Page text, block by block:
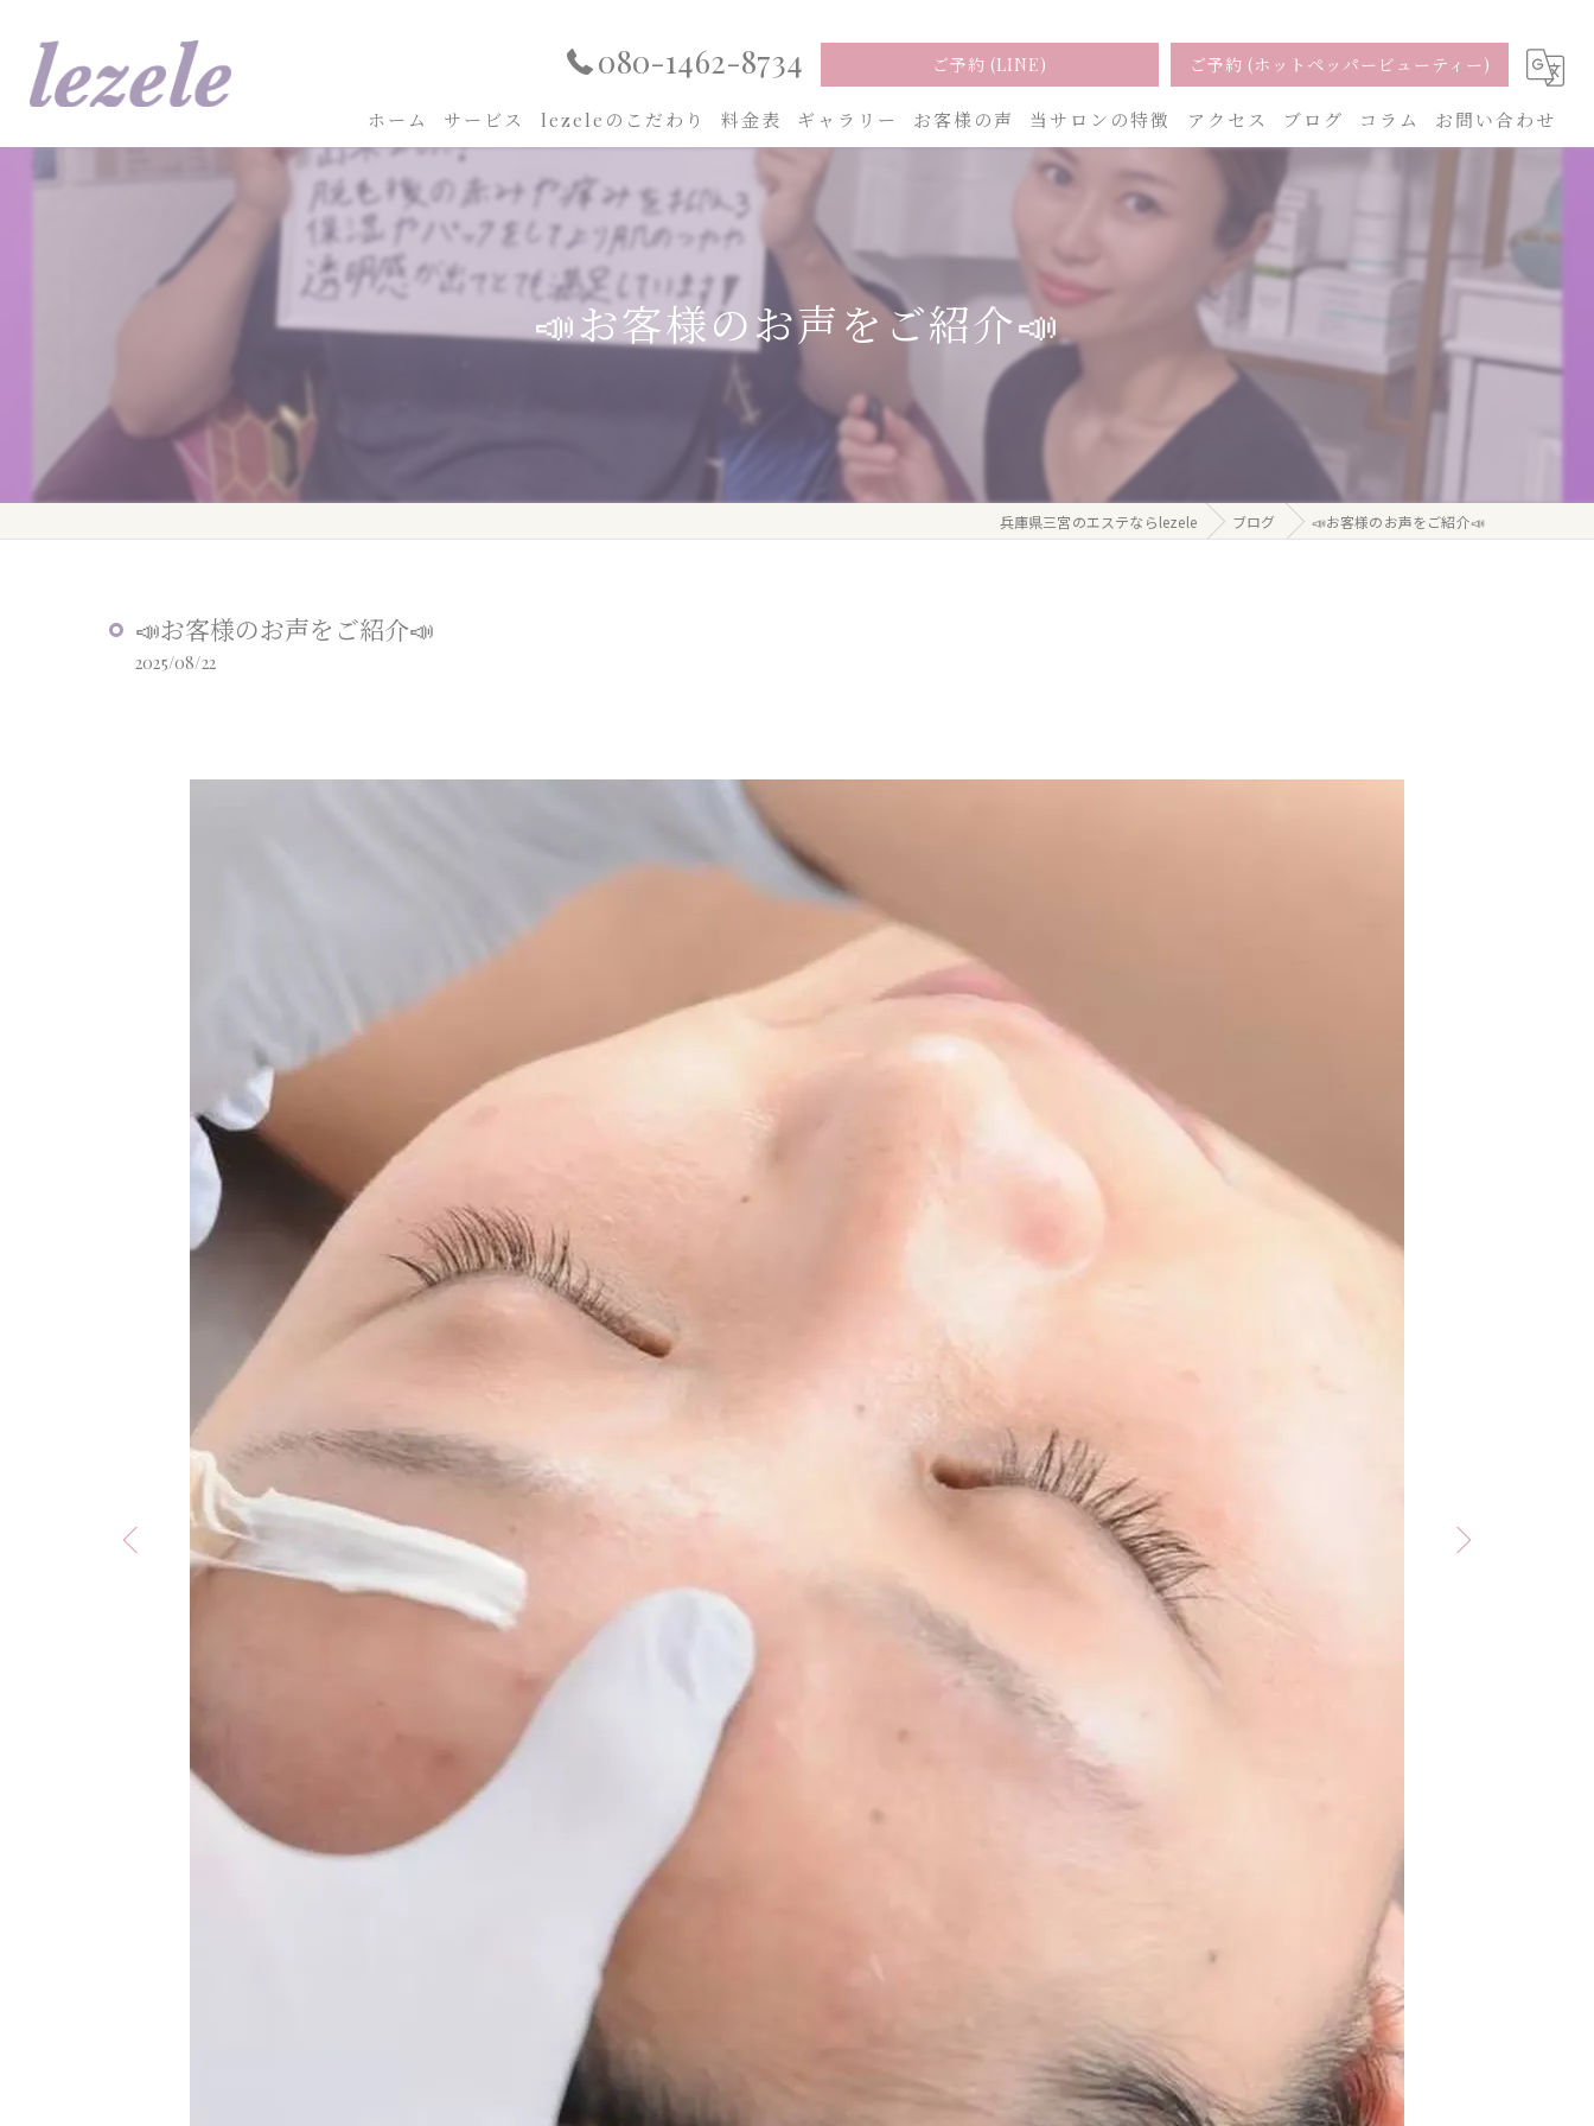
080-1462-8734 ご予約 (LINE) ご予約 (ホットペッパービューティー)
ホーム サービス lezeleのこだわり 料金表 ギャラリー お客様の声 当サロンの特徴
フェイシャル
ピーリング
脱毛
小顔
アクセス ブログ コラム お問い合わせ
📣お客様のお声をご紹介📣
兵庫県三宮のエステならlezele ブログ 📣お客様のお声をご紹介📣
📣お客様のお声をご紹介📣
2025/08/22